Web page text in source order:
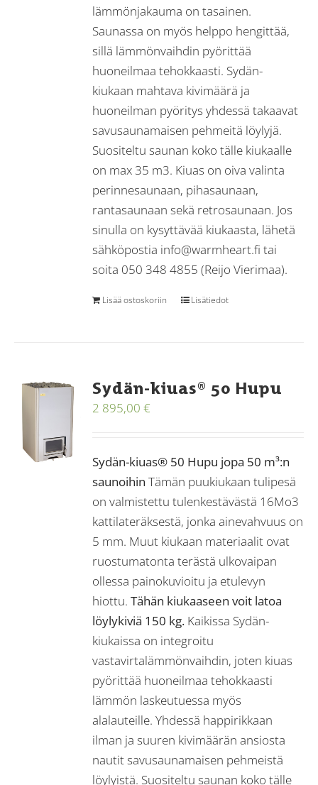
lämmönjakauma on tasainen.
Saunassa on myös helppo hengittää,
sillä lämmönvaihdin pyörittää
huoneilmaa tehokkaasti. Sydän-
kiukaan mahtava kivimäärä ja
huoneilman pyöritys yhdessä takaavat
savusaunamaisen pehmeitä löylyjä.
Suositeltu saunan koko tälle kiukaalle
on max 35 m3. Kiuas on oiva valinta
perinnesaunaan, pihasaunaan,
rantasaunaan sekä retrosaunaan. Jos
sinulla on kysyttävää kiukaasta, lähetä
sähköpostia info@warmheart.fi tai
soita 050 348 4855 (Reijo Vierimaa).
Lisää ostoskoriin Lisätiedot
Sydän-kiuas® 50 Hupu
2 895,00€
Sydän-kiuas® 50 Hupu jopa 50 m³:n
saunoihin Tämän puukiukaan tulipesä
on valmistettu tulenkestävästä 16Mo3
kattilateräksestä, jonka ainevahvuus on
5 mm. Muut kiukaan materiaalit ovat
ruostumatonta terästä ulkovaipan
ollessa painokuvioitu ja etulevyn
hiottu.Tähän kiukaaseen voit latoa
löylykiviä 150 kg. Kaikissa Sydän-
kiukaissa on integroitu
vastavirtalämmönvaihdin, joten kiuas
pyörittää huoneilmaa tehokkaasti
lämmön laskeutuessa myös
alalauteille. Yhdessä happirikkaan
ilman ja suuren kivimäärän ansiosta
nautit savusaunamaisen pehmeistä
löylyistä. Suositeltu saunan koko tälle